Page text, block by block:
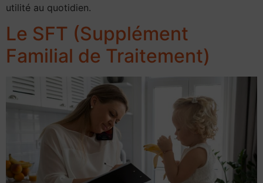
utilité au quotidien.
Le SFT (Supplément
Familial de Traitement)